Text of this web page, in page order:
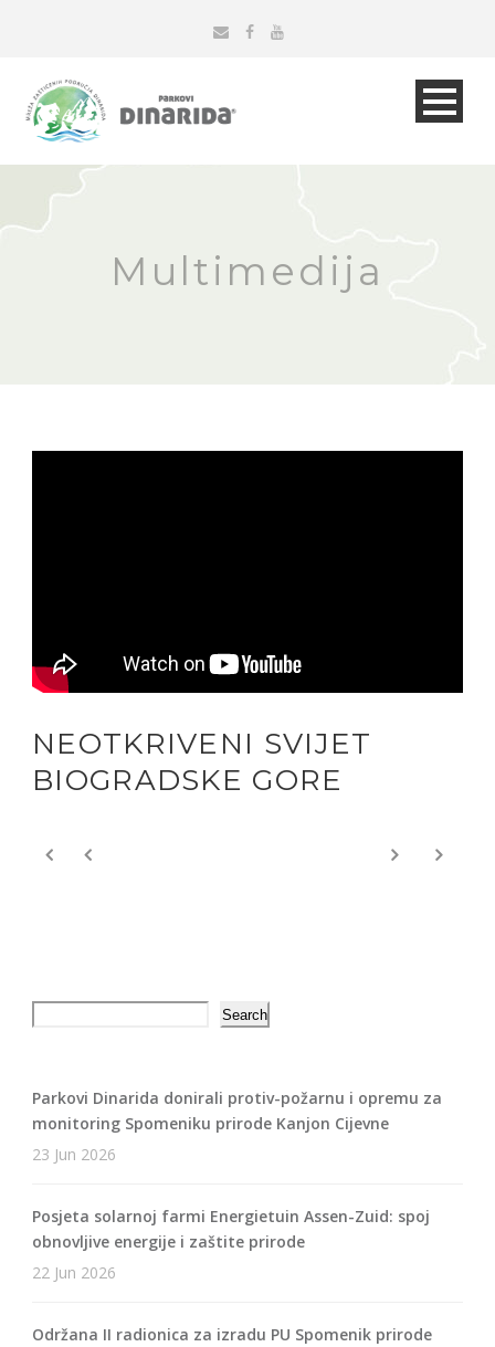
Multimedija
NEOTKRIVENI SVIJET
BIOGRADSKE GORE
Search
Parkovi Dinarida donirali protiv-požarnu i opremu za
monitoring Spomeniku prirode Kanjon Cijevne
23 Jun 2026
Posjeta solarnoj farmi Energietuin Assen-Zuid: spoj
obnovljive energije i zaštite prirode
22 Jun 2026
Održana II radionica za izradu PU Spomenik prirode